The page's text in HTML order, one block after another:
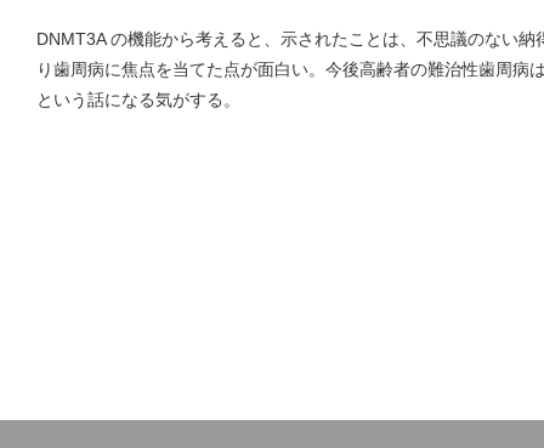
DNMT3A の機能から考えると、示されたことは、不思議のない
り歯周病に焦点を当てた点が面白い。今後高齢者の難治性歯周病
という話になる気がする。